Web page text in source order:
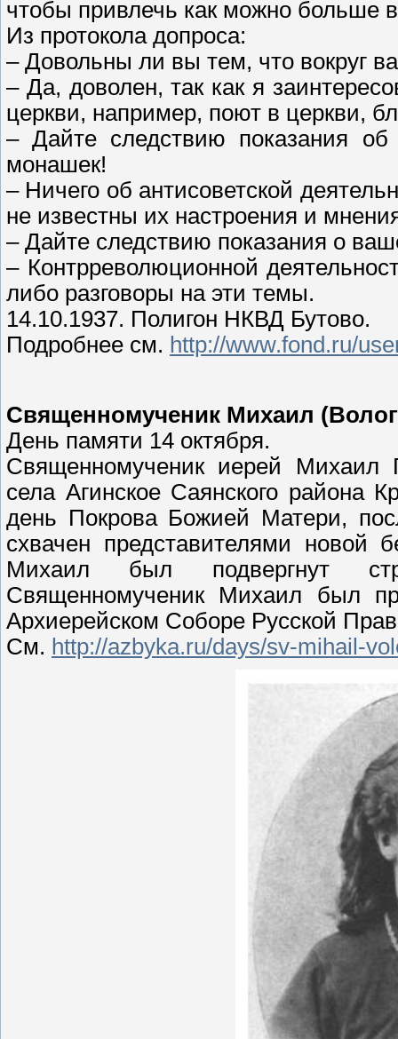
чтобы привлечь как можно больше
Из протокола допроса:
– Довольны ли вы тем, что вокруг
– Да, доволен, так как я
церкви, например, поют в церкви,
– Дайте следствию показания об
монашек!
– Ничего об антисоветской
не известны их настроения и
– Дайте следствию показания о
– Контрреволюционной
либо разговоры на эти темы.
14.10.1937. Полигон НКВД Бутово.
Подробнее см. http://www.fond.ru/
Священномученик Михаил
День памяти 14 октября.
Священномученик иерей Михаил
села Агинское Саянского района
день Покрова Божией Матери,
схвачен представителями новой
Михаил был подвергнут
Священномученик Михаил был
Архиерейском Соборе Русской
См. http://azbyka.ru/days/sv-mihail-